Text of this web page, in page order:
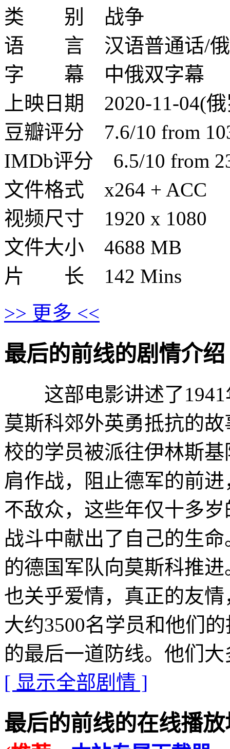
类 别 战争
语 言 汉语普通话/俄
字 幕 中俄双字幕
上映日期 2020-11-04(
豆瓣评分 7.6/10 from
IMDb评分 6.5/10 from
文件格式 x264 + ACC
视频尺寸 1920 x 1080
文件大小 4688 MB
片 长 142 Mins
>> 更多 <<
最后的前线的剧情介绍 ·
这部电影讲述了1941
莫斯科郊外英勇抵抗的
校的学员被派往伊林斯
肩作战，阻止德军的前
不敌众，这些年仅十多
战斗中献出了自己的生
的德国军队向莫斯科推
也关乎爱情，真正的友
大约3500名学员和他们
的最后一道防线。他们
[ 显示全部剧情 ]
最后的前线的在线播放